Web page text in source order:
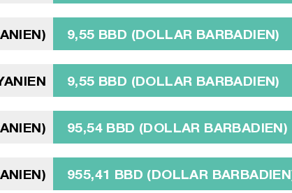
9,55 BBD (DOLLAR BARBADIEN)
9,55 BBD (DOLLAR BARBADIEN)
95,54 BBD (DOLLAR BARBADIEN)
955,41 BBD (DOLLAR